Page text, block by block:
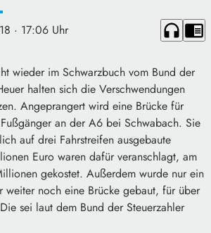
· 17:06 Uhr headphones chrome_reader_mode
wieder im Schwarzbuch vom Bund der
halten sich die Verschwendungen
Angeprangert wird eine Brücke für
an der A6 bei Schwabach. Sie
auf drei Fahrstreifen ausgebaute
Euro waren dafür veranschlagt, am
gekostet. Außerdem wurde nur ein
weiter noch eine Brücke gebaut, für über
sei laut dem Bund der Steuerzahler